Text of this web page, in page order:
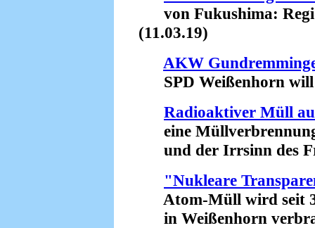
von Fukushima:
(11.03.19)
AKW
SPD Weißenhorn will
Radioaktiver Müll
eine
und der Irrsinn des
"Nukleare
Atom-Müll wird seit
in Weißenhorn